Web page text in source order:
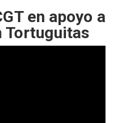
en apoyo a
Tortuguitas